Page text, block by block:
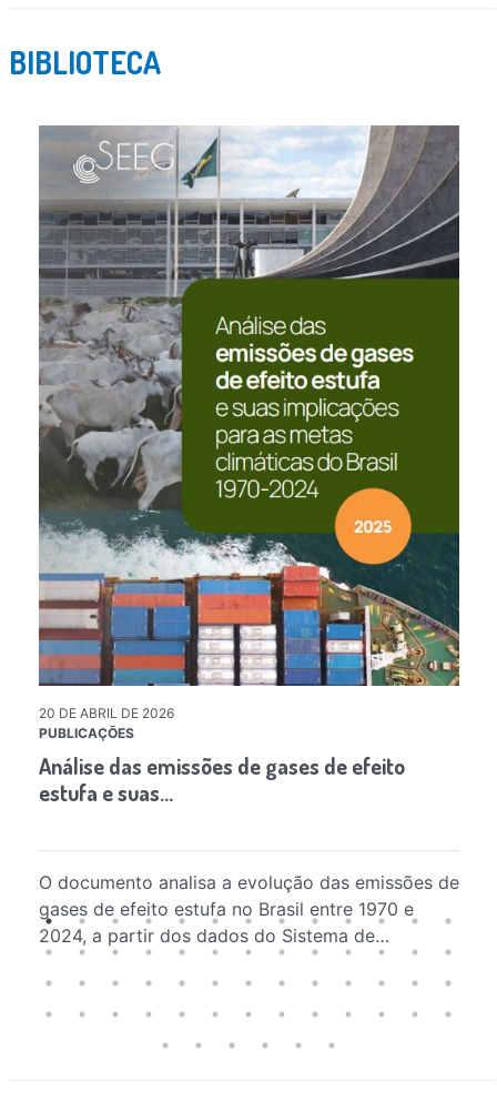
BIBLIOTECA
20 DE ABRIL DE 2026
PUBLICAÇÕES
Análise das emissões de gases de efeito
estufa e suas…
O documento analisa a evolução das emissões de
gases de efeito estufa no Brasil entre 1970 e
2024, a partir dos dados do Sistema de…